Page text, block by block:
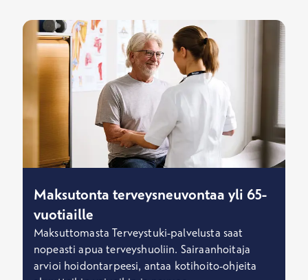
Maksutonta terveysneuvontaa yli 65-
vuotiaille
Maksuttomasta Terveystuki-palvelusta saat
nopeasti apua terveyshuoliin. Sairaanhoitaja
arvioi hoidontarpeesi, antaa kotihoito-ohjeita